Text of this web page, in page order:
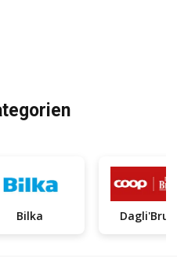
Bilka